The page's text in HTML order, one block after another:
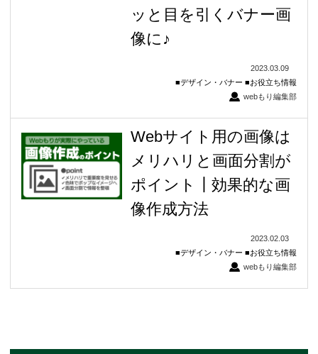
ッと目を引くバナー画
像に♪
2023.03.09
デザイン・バナー
お役立ち情報
webもり編集部
Webサイト用の画像は
メリハリと画面分割が
ポイント┃効果的な画
像作成方法
2023.02.03
デザイン・バナー
お役立ち情報
webもり編集部